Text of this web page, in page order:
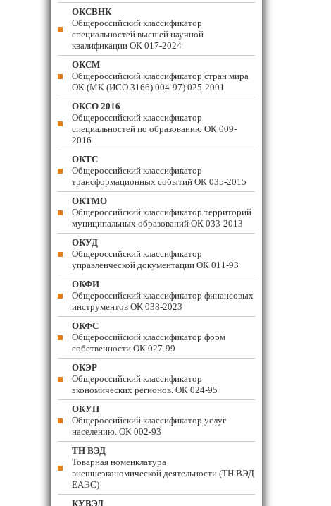
ОКСВНК
Общероссийский классификатор
специальностей высшей научной
квалификации ОК 017-2024
ОКСМ
Общероссийский классификатор стран мира
ОК (МК (ИСО 3166) 004-97) 025-2001
ОКСО 2016
Общероссийский классификатор
специальностей по образованию ОК 009-
2016
ОКТС
Общероссийский классификатор
трансформационных событий ОК 035-2015
ОКТМО
Общероссийский классификатор территорий
муниципальных образований ОК 033-2013
ОКУД
Общероссийский классификатор
управленческой документации ОК 011-93
ОКФИ
Общероссийский классификатор финансовых
инструментов OK 038-2023
ОКФС
Общероссийский классификатор форм
собственности ОК 027-99
ОКЭР
Общероссийский классификатор
экономических регионов. ОК 024-95
ОКУН
Общероссийский классификатор услуг
населению. ОК 002-93
ТН ВЭД
Товарная номенклатура
внешнеэкономической деятельности (ТН ВЭД
ЕАЭС)
КУВЭД